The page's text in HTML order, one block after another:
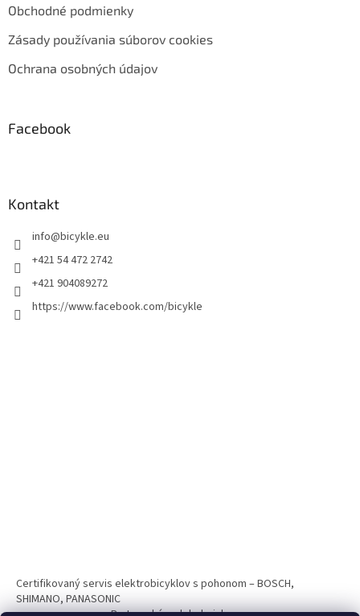
Obchodné podmienky
Zásady používania súborov cookies
Ochrana osobných údajov
Facebook
Kontakt
info@bicykle.eu
+421 54 472 2742
+421 904089272
https://www.facebook.com/bicykle
Certifikovaný servis elektrobicyklov s pohonom – BOSCH,
SHIMANO, PANASONIC